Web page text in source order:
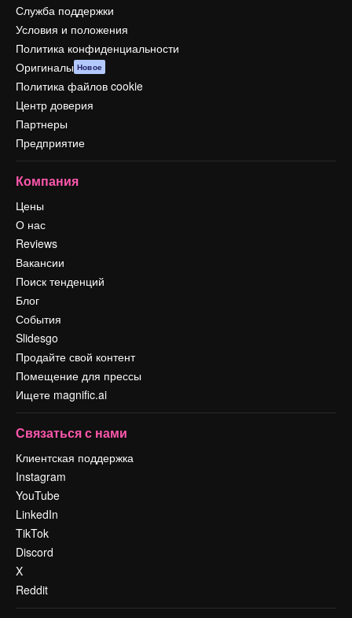
Служба поддержки
Условия и положения
Политика конфиденциальности
Оригиналы Новое
Политика файлов cookie
Центр доверия
Партнеры
Предприятие
Компания
Цены
О нас
Reviews
Вакансии
Поиск тенденций
Блог
События
Slidesgo
Продайте свой контент
Помещение для прессы
Ищете magnific.ai
Связаться с нами
Клиентская поддержка
Instagram
YouTube
LinkedIn
TikTok
Discord
X
Reddit